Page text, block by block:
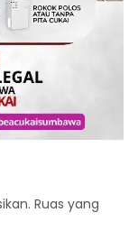
Ruas yang